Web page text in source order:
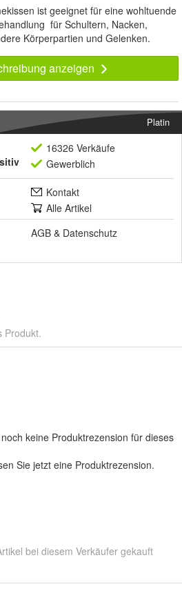
ist geeignet für eine wohltuende
für Schultern, Nacken,
Körperpartien und Gelenken.
anzeigen
Platin
16326 Verkäufe
Gewerblich
Kontakt
Alle Artikel
AGB & Datenschutz
Produkt.
keine Produktrezension für dieses
Sie jetzt eine Produktrezension.
bei diesem Verkäufer gekauft